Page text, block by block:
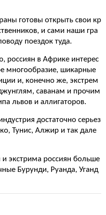
готовы открыть свои кр
и сами наши гра
поездок туда.
россиян в Африке интерес
многообразие, шикарные
и, конечно же, экстрем
саванам и прочим
львов и аллигаторов.
достаточно серьез
Тунис, Алжир и так дале
экстрима россиян больше
Бурунди, Руанда, Уганд